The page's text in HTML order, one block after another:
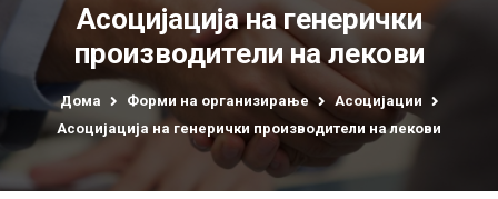
Асоцијација на генерички
производители на лекови
Дома Форми на организирање
Асоцијации
Асоцијација на генерички производители на лекови